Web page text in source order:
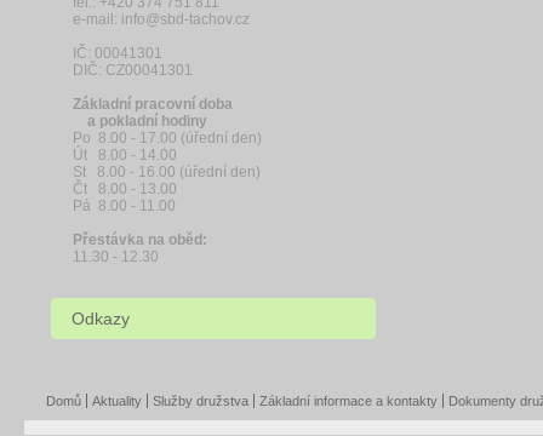
e-mail: info@sbd-tachov.cz
IČ: 00041301
DIČ: CZ00041301
Základní pracovní doba
a pokladní hodiny
Po 8.00 - 17.00 (úřední den)
Út 8.00 - 14.00
St 8.00 - 16.00 (úřední den)
Čt 8.00 - 13.00
Pá 8.00 - 11.00
Přestávka na oběd:
11.30 - 12.30
Odkazy
Domů Aktuality Služby družstva Základní informace a kontakty Dokumenty